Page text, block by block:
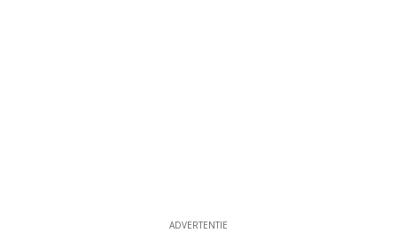
ADVERTENTIE